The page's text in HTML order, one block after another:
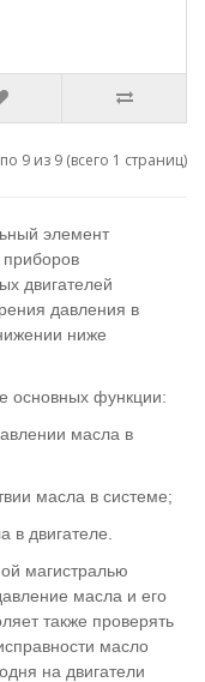
9 из 9 (всего 1 страниц)
элемент
приборов
двигателей
давления в
ниже
основных функции:
масла в
масла в системе;
в двигателе.
магистралью
масла и его
также проверять
масло
на двигатели